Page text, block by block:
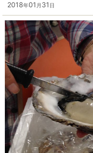
2018年01 月 31 日